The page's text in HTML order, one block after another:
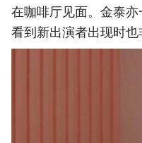
在咖啡厅见面。金泰亦
看到新出演者出现时也